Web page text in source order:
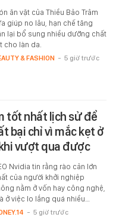
ăn vặt của Thiều Bảo Trâm
giúp no lâu, hạn chế tăng
lại bổ sung nhiều dưỡng chất
cho làn da.
& FASHION - 5 giờ trước
tốt nhất lịch sử để
bại chỉ vì mắc kẹt ở
vượt qua được
Nvidia tin rằng rào cản lớn
của người khởi nghiệp
nằm ở vốn hay công nghệ,
ở việc lo lắng quá nhiều…
- 5 giờ trước